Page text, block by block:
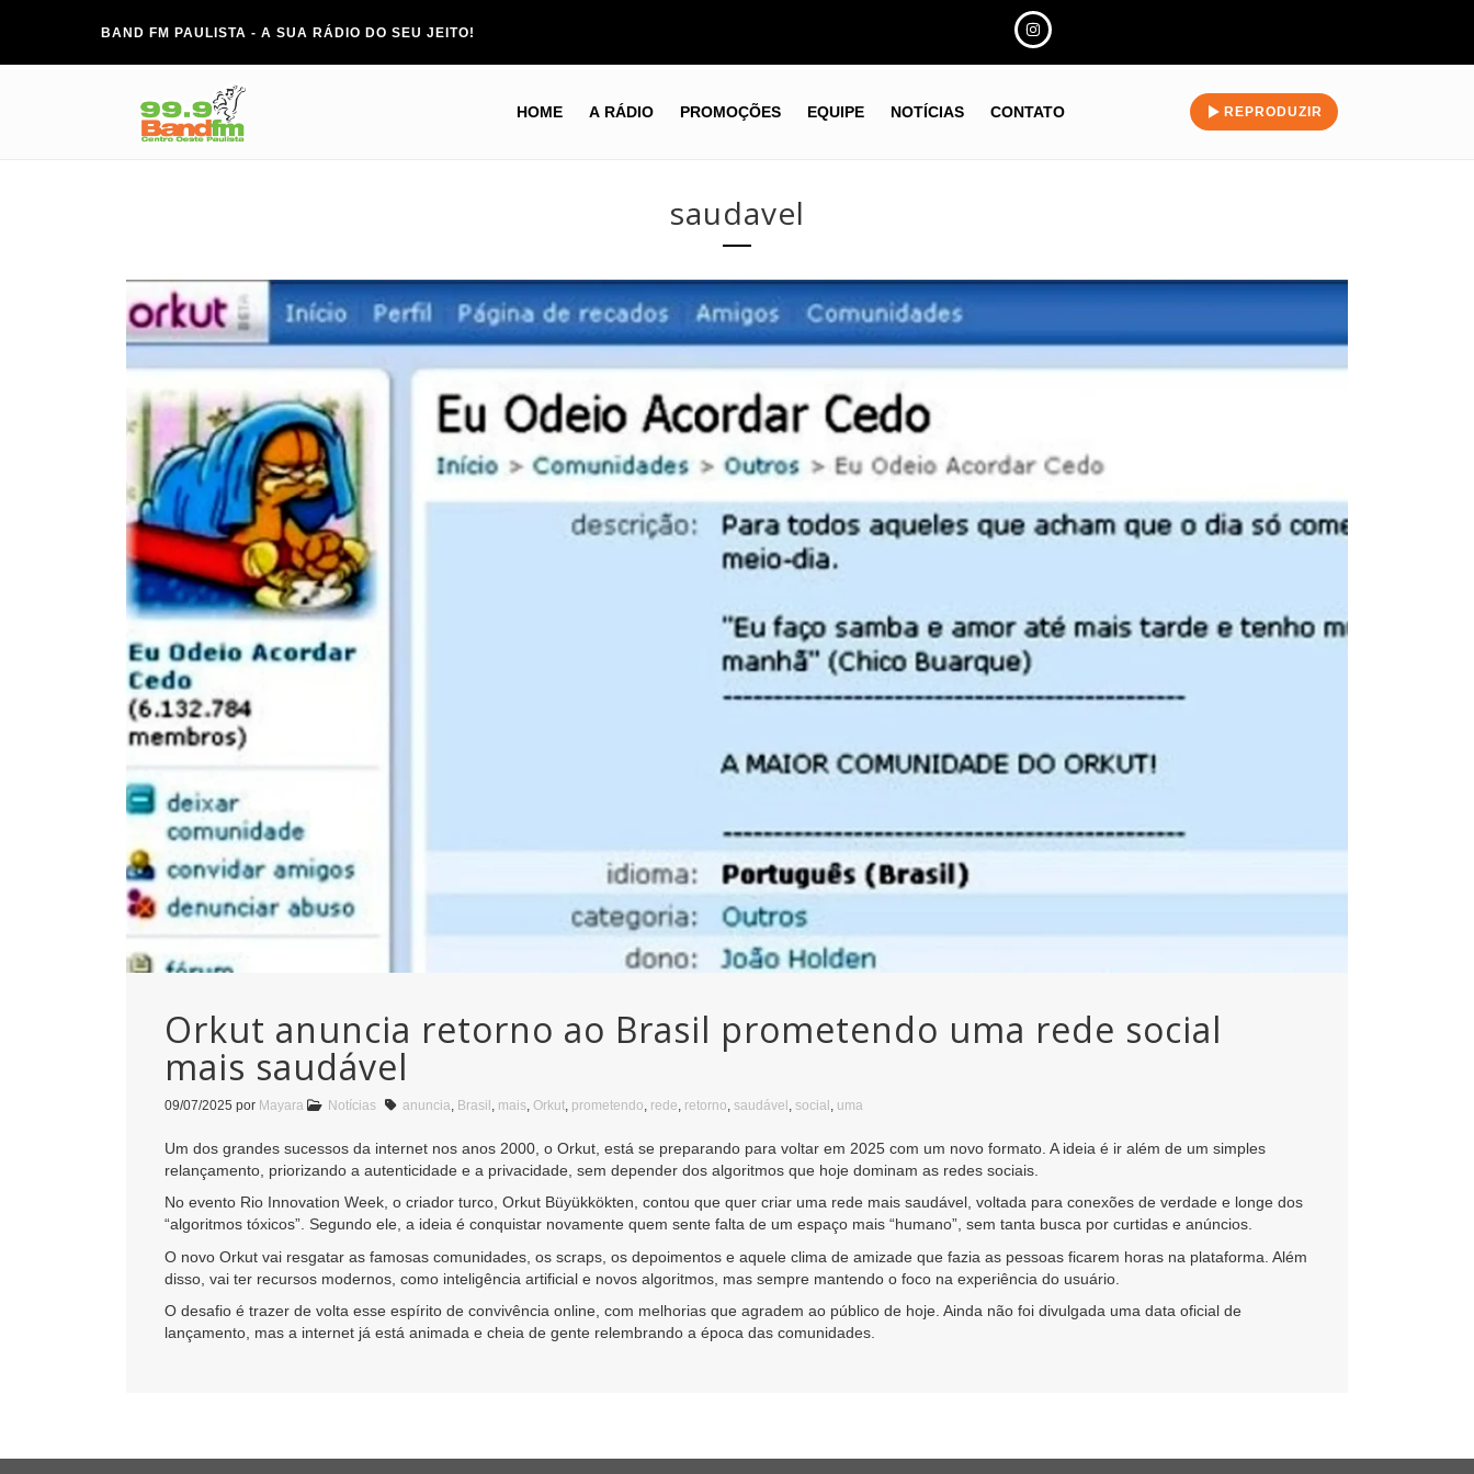
BAND FM PAULISTA - A SUA RÁDIO DO SEU JEITO!
HOME A RÁDIO PROMOÇÕES EQUIPE NOTÍCIAS CONTATO REPRODUZIR
saudavel
Orkut anuncia retorno ao Brasil prometendo uma rede social
mais saudável
09/07/2025 por Mayara Notícias anuncia, Brasil , mais, Orkut, prometendo, rede, retorno, saudável , social , uma
Um dos grandes sucessos da internet nos anos 2000, o Orkut, está se preparando para voltar em 2025 com um novo formato. A ideia é ir além de um simples
relançamento, priorizando a autenticidade e a privacidade, sem depender dos algoritmos que hoje dominam as redes sociais.
No evento Rio Innovation Week, o criador turco, Orkut Büyükkökten, contou que quer criar uma rede mais saudável, voltada para conexões de verdade e longe dos
“algoritmos tóxicos”. Segundo ele, a ideia é conquistar novamente quem sente falta de um espaço mais “humano”, sem tanta busca por curtidas e anúncios.
O novo Orkut vai resgatar as famosas comunidades, os scraps, os depoimentos e aquele clima de amizade que fazia as pessoas ficarem horas na plataforma. Além
disso, vai ter recursos modernos, como inteligência artificial e novos algoritmos, mas sempre mantendo o foco na experiência do usuário.
O desafio é trazer de volta esse espírito de convivência online, com melhorias que agradem ao público de hoje. Ainda não foi divulgada uma data oficial de
lançamento, mas a internet já está animada e cheia de gente relembrando a época das comunidades.